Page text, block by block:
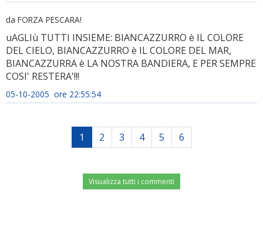
da FORZA PESCARA!
uAGLIù TUTTI INSIEME: BIANCAZZURRO è IL COLORE
DEL CIELO, BIANCAZZURRO è IL COLORE DEL MAR,
BIANCAZZURRA è LA NOSTRA BANDIERA, E PER SEMPRE
COSI' RESTERA'!!!
05-10-2005 ore 22:55:54
1 2 3 4 5 6
Visualizza tutti i commenti